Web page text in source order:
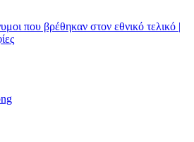
που βρέθηκαν στον εθνικό τελικό |